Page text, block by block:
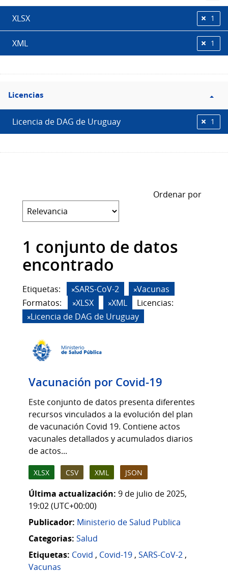
XLSX 1
XML 1
Filtro
Licencias
Licencias
Licencia de DAG de Uruguay 1
Ordenar por
1 conjunto de datos
encontrado
Etiquetas: SARS-CoV-2
Vacunas
Formatos:
XLSX XML
Licencias:
Licencia de DAG de Uruguay
Vacunación por Covid-19
Este conjunto de datos presenta diferentes
recursos vinculados a la evolución del plan
de vacunación Covid 19. Contiene actos
vacunales detallados y acumulados diarios
de actos...
XLSX CSV XML JSON
Última actualización: 9 de julio de 2025,
19:02 (UTC+00:00)
Publicador: Ministerio de Salud Publica
Categorias: Salud
Etiquetas: Covid , Covid-19 , SARS-CoV-2 ,
Vacunas